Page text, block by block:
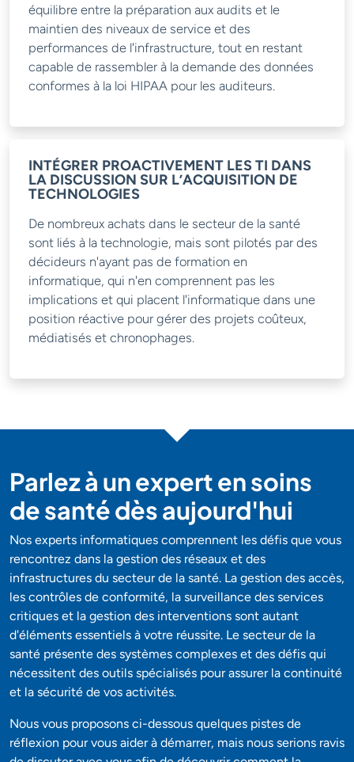
équilibre entre la préparation aux audits et le
maintien des niveaux de service et des
performances de l'infrastructure, tout en restant
capable de rassembler à la demande des données
conformes à la loi HIPAA pour les auditeurs.
INTÉGRER PROACTIVEMENT LES TI DANS
LA DISCUSSION SUR L’ACQUISITION DE
TECHNOLOGIES
De nombreux achats dans le secteur de la santé
sont liés à la technologie, mais sont pilotés par des
décideurs n'ayant pas de formation en
informatique, qui n'en comprennent pas les
implications et qui placent l'informatique dans une
position réactive pour gérer des projets coûteux,
médiatisés et chronophages.
Parlez à un expert en soins
de santé dès aujourd'hui
Nos experts informatiques comprennent les défis que vous
rencontrez dans la gestion des réseaux et des
infrastructures du secteur de la santé. La gestion des accès,
les contrôles de conformité, la surveillance des services
critiques et la gestion des interventions sont autant
d'éléments essentiels à votre réussite. Le secteur de la
santé présente des systèmes complexes et des défis qui
nécessitent des outils spécialisés pour assurer la continuité
et la sécurité de vos activités.
Nous vous proposons ci-dessous quelques pistes de
réflexion pour vous aider à démarrer, mais nous serions ravis